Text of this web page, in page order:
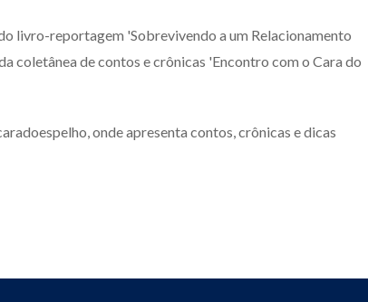
livro-reportagem 'Sobrevivendo a um Relacionamento
coletânea de contos e crônicas 'Encontro com o Cara do
onde apresenta contos, crônicas e dicas